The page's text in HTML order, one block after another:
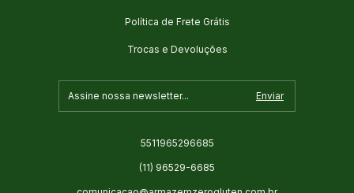
Política de Frete Grátis
Trocas e Devoluções
5511965296685
(11) 96529-6685